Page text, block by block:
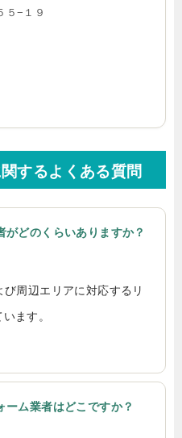
５−１９
するよくある質問
どのくらいありますか？
周辺エリアに対応するリ
ます。
ム業者はどこですか？